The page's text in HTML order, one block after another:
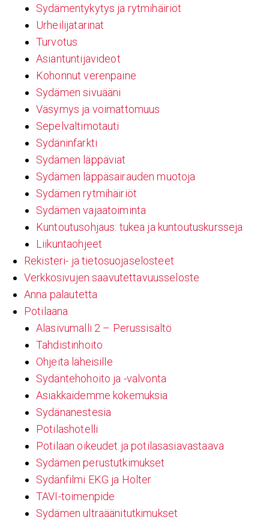
Sydämentykytys ja rytmihäiriöt
Urheilijatarinat
Turvotus
Asiantuntijavideot
Kohonnut verenpaine
Sydämen sivuääni
Väsymys ja voimattomuus
Sepelvaltimotauti
Sydäninfarkti
Sydämen läppäviat
Sydämen läppäsairauden muotoja
Sydämen rytmihäiriöt
Sydämen vajaatoiminta
Kuntoutusohjaus: tukea ja kuntoutuskursseja
Liikuntaohjeet
Rekisteri- ja tietosuojaselosteet
Verkkosivujen saavutettavuusseloste
Anna palautetta
Potilaana
Alasivumalli 2 – Perussisältö
Tahdistinhoito
Ohjeita läheisille
Sydäntehohoito ja -valvonta
Asiakkaidemme kokemuksia
Sydänanestesia
Potilashotelli
Potilaan oikeudet ja potilasasiavastaava
Sydämen perustutkimukset
Sydänfilmi EKG ja Holter
TAVI-toimenpide
Sydämen ultraäänitutkimukset